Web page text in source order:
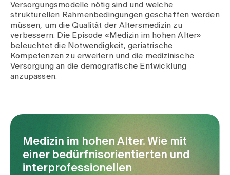
Kontakt
Aktuelles & News
Veranstaltungen
Versorgungsmodelle nötig sind und welche
strukturellen Rahmenbedingungen geschaffen werden
müssen, um die Qualität der Altersmedizin zu
verbessern. Die Episode «Medizin im hohen Alter»
beleuchtet die Notwendigkeit, geriatrische
Kompetenzen zu erweitern und die medizinische
Versorgung an die demografische Entwicklung
anzupassen.
Medizin im hohen Alter. Wie mit
einer bedürfnisorientierten und
interprofessionellen